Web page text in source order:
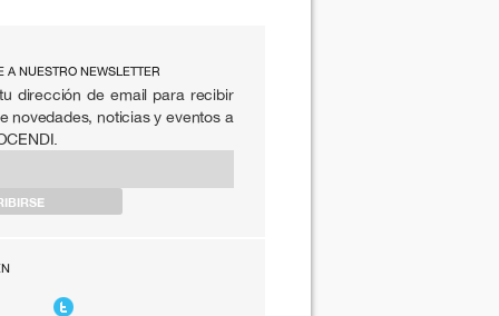
A NUESTRO NEWSLETTER
dirección de email para recibir
novedades, noticias y eventos a